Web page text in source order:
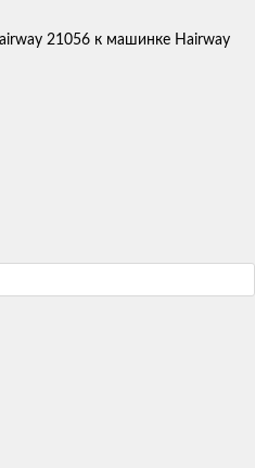
21056 к машинке Hairway